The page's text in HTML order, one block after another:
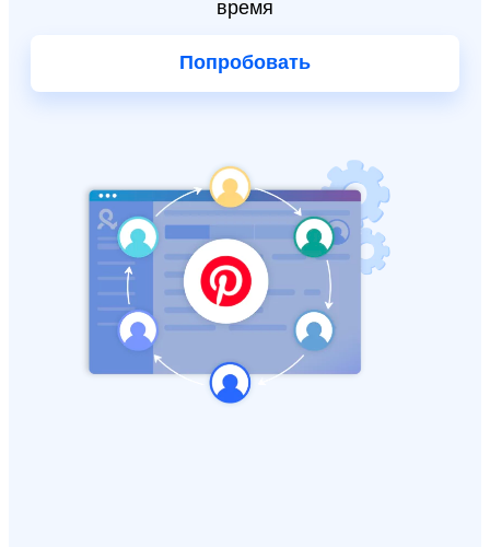
время
Попробовать